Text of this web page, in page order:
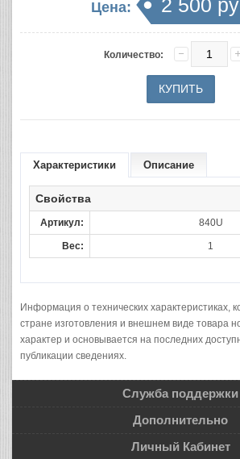
Цена: 2 500
Количество:
Характеристики Описание
Свойства
Артикул: 840U
Вес: 1
Информация о технических характеристиках,
стране изготовления и внешнем виде товара
характер и основывается на последних
публикации сведениях.
Служба поддержки
Дополнительно
Личный Кабинет